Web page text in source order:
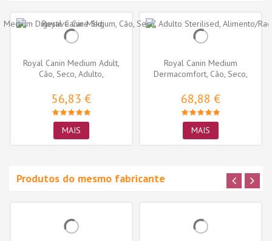
Royal Canin Medium Adult,
Cão, Seco, Adulto,
56,83 €
MAIS
Royal Canin Medium
Dermacomfort, Cão, Seco,
68,88 €
MAIS
Produtos do mesmo fabricante